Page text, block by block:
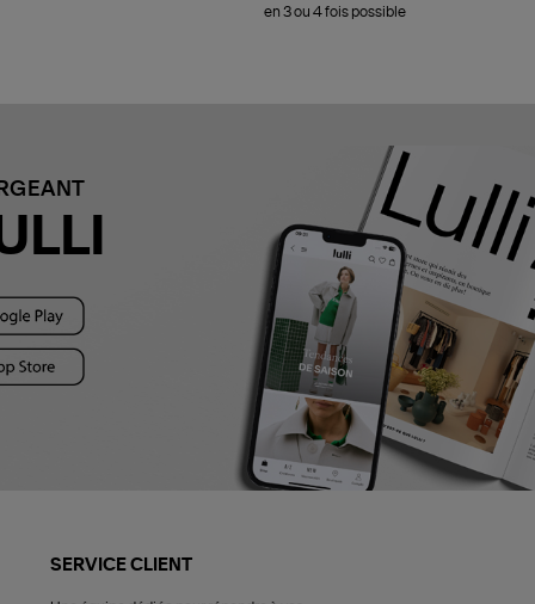
en 3 ou 4 fois possible
SERVICE CLIENT